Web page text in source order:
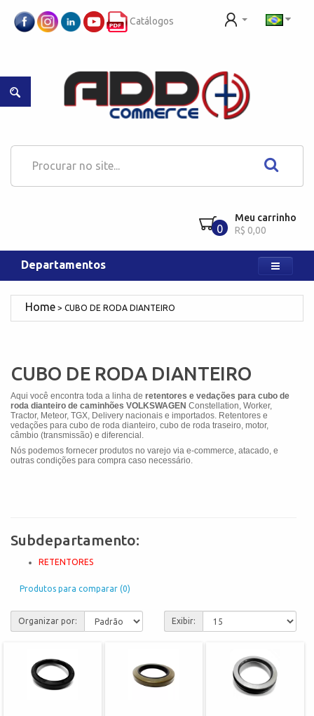
Catálogos
0
Meu carrinho
R$ 0,00
Departamentos
CUBO DE RODA DIANTEIRO
CUBO DE RODA DIANTEIRO
Aqui você encontra toda a linha de retentores e vedações para cubo de
roda dianteiro de caminhões VOLKSWAGEN Constellation , Worker,
Tractor, Meteor, TGX, Delivery nacionais e importados. Retentores e
vedações para cubo de roda dianteiro, cubo de roda traseiro, motor,
câmbio (transmissão) e diferencial.
Nós podemos fornecer produtos no varejo via e-commerce, atacado, e
outras condições para compra caso necessário.
Subdepartamento:
RETENTORES
Produtos para comparar (0)
Organizar por: Exibir: